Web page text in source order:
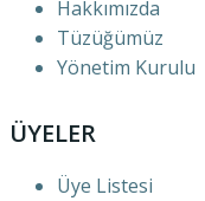
Hakkımızda
Tüzüğümüz
Yönetim Kurulu
ÜYELER
Üye Listesi